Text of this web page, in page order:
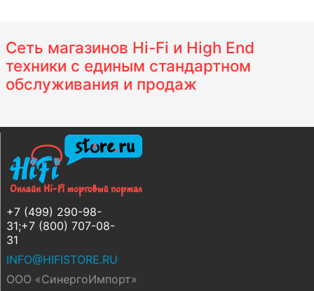
Сеть магазинов Hi-Fi и High End
техники с единым стандартном
обслуживания и продаж
+7 (499) 290-98-
31;+7 (800) 707-08-
31
INFO@HIFISTORE.RU
ООО «СинергоИмпорт»